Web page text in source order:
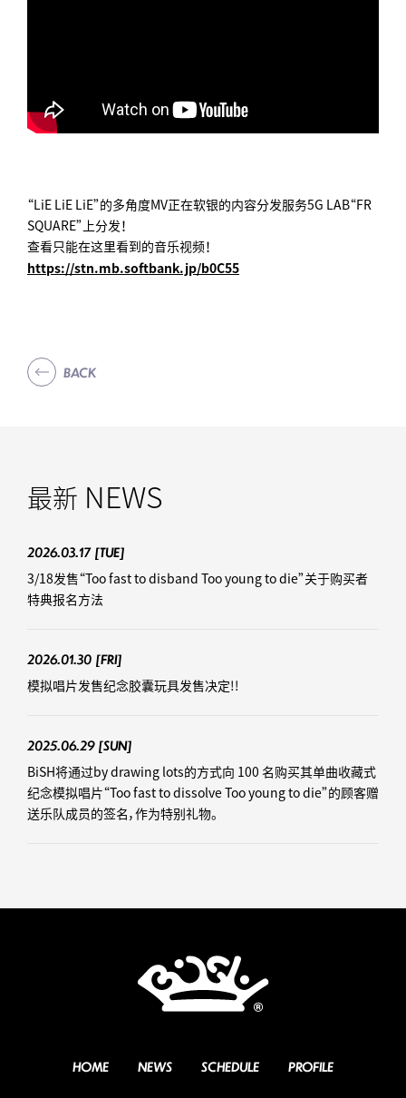
“LiE LiE LiE”的多角度MV正在软银的内容分发服务5G LAB“FR
SQUARE”上分发！
查看只能在这里看到的音乐视频！
https://stn.mb.softbank.jp/b0C55
BACK
最新 NEWS
2026.03.17 [TUE]
3/18发售“Too fast to disband Too young to die”关于购买者
特典报名方法
2026.01.30 [FRI]
模拟唱片发售纪念胶囊玩具发售决定!!
2025.06.29 [SUN]
BiSH将通过by drawing lots的方式向 100 名购买其单曲收藏式
纪念模拟唱片“Too fast to dissolve Too young to die”的顾客赠
送乐队成员的签名，作为特别礼物。
HOME NEWS SCHEDULE PROFILE